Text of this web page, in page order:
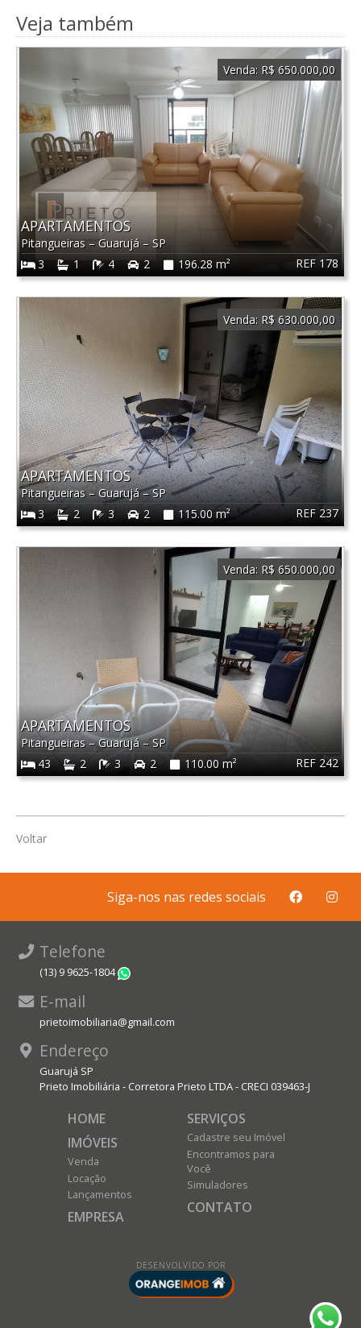
Veja também
REF 178
APARTAMENTOS
Pitangueiras –Guarujá–SP
3
1 4 2 196.28 m²
Venda: R$ 650.000,00
REF 237
APARTAMENTOS
Pitangueiras–Guarujá–SP
3
2 3 2 115.00 m²
Venda: R$ 630.000,00
REF 242
APARTAMENTOS
Pitangueiras–Guarujá–SP
43
2 3 2 110.00 m²
Venda: R$ 650.000,00
Voltar
Siga-nos nas redes sociais
Telefone
(13) 9 9625-1804
E-mail
prietoimobiliaria@gmail.com
Endereço
Guarujá SP
Prieto Imobiliária - Corretora Prieto LTDA - CRECI 039463-J
HOME
IMÓVEIS
Venda
Locação
Lançamentos
EMPRESA
SERVIÇOS
Cadastre seu Imóvel
Encontramos para
Você
Simuladores
CONTATO
DESENVOLVIDO POR